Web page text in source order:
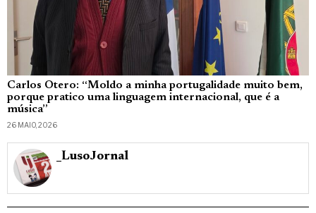
Carlos Otero: “Moldo a minha portugalidade muito bem,
porque pratico uma linguagem internacional, que é a
música”
26 MAIO, 2026
_LusoJornal